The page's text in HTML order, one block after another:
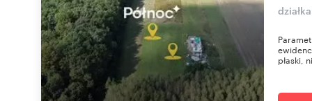
płaski,